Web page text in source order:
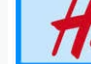
الوقت المحدد، لكن
بالاسترداد.
ونصائح